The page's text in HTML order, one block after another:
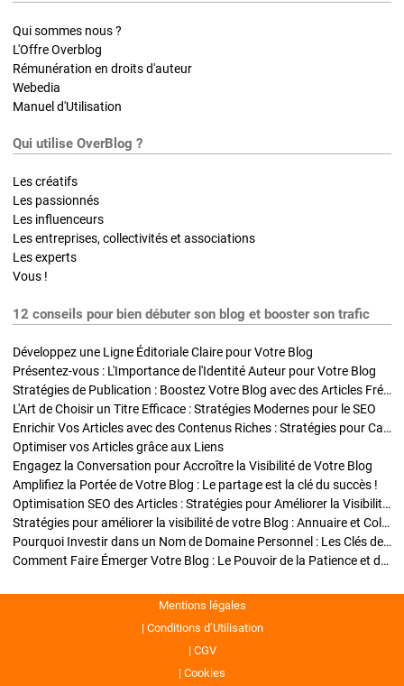
Qui sommes nous ?
L'Offre Overblog
Rémunération en droits d'auteur
Webedia
Manuel d'Utilisation
Qui utilise OverBlog ?
Les créatifs
Les passionnés
Les influenceurs
Les entreprises, collectivités et associations
Les experts
Vous !
12 conseils pour bien débuter son blog et booster son trafic
Développez une Ligne Éditoriale Claire pour Votre Blog
Présentez-vous : L'Importance de l'Identité Auteur pour Votre Blog
Stratégies de Publication : Boostez Votre Blog avec des Articles Fréquents et Exclusifs
L'Art de Choisir un Titre Efficace : Stratégies Modernes pour le SEO
Enrichir Vos Articles avec des Contenus Riches : Stratégies pour Captiver et Optimiser
Optimiser vos Articles grâce aux Liens
Engagez la Conversation pour Accroître la Visibilité de Votre Blog
Amplifiez la Portée de Votre Blog : Le partage est la clé du succès !
Optimisation SEO des Articles : Stratégies pour Améliorer la Visibilité de Votre Blog
Stratégies pour améliorer la visibilité de votre Blog : Annuaire et Collaborations
Pourquoi Investir dans un Nom de Domaine Personnel : Les Clés de la Réussite de Votre Blog
Comment Faire Émerger Votre Blog : Le Pouvoir de la Patience et de la Persévérance
Mentions légales
Conditions d’Utilisation
CGV
Cookies